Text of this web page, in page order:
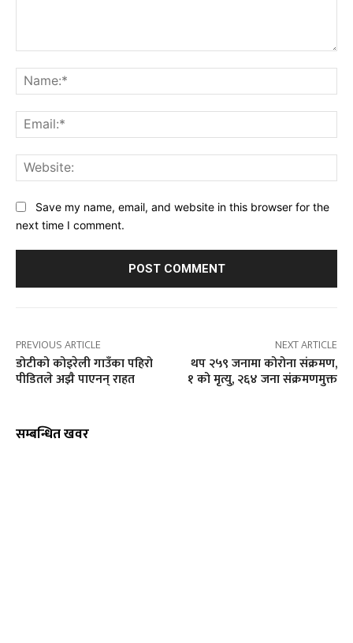
Save my name, email, and website in this browser for the
next time I comment.
PREVIOUS ARTICLE
डोटीको कोइरेली गाउँका पहिरो
पीडितले अझै पाएनन् राहत
NEXT ARTICLE
थप २५९ जनामा कोरोना संक्रमण,
१ को मृत्यु, २६४ जना संक्रमणमुक्त
सम्बन्धित खवर